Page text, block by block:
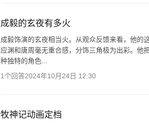
成毅的玄夜有多火
成毅饰演的玄夜相当火。从观众反馈来看，他的
应渊和唐周毫无重合感，分饰三角极为出彩。他
种独特的角色...
1个回答2024年10月24日 12:30
牧神记动画定档